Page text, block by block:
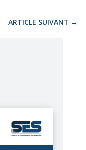
ARTICLE SUIVANT →